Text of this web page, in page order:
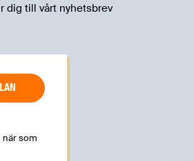
dig till vårt nyhetsbrev
när som